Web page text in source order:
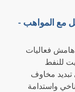
مع المواهب -
فعاليات
للنفط
تبديد مخاوف
واستدامة